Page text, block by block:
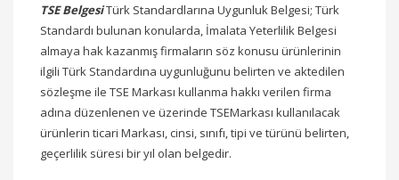
TSE BelgesiTürk Standardlarına Uygunluk Belgesi; Türk
Standardı bulunan konularda, İmalata Yeterlilik Belgesi
almaya hak kazanmış firmaların söz konusu ürünlerinin
ilgili Türk Standardına uygunluğunu belirten ve aktedilen
sözleşme ile TSE Markası kullanma hakkı verilen firma
adına düzenlenen ve üzerinde TSEMarkası kullanılacak
ürünlerin ticari Markası, cinsi, sınıfı, tipi ve türünü belirten,
geçerlilik süresi bir yıl olan belgedir.